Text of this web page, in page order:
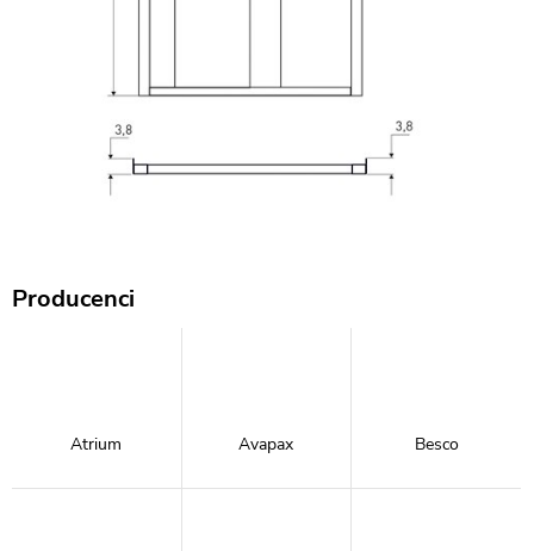
Producenci
Atrium Avapax Besco